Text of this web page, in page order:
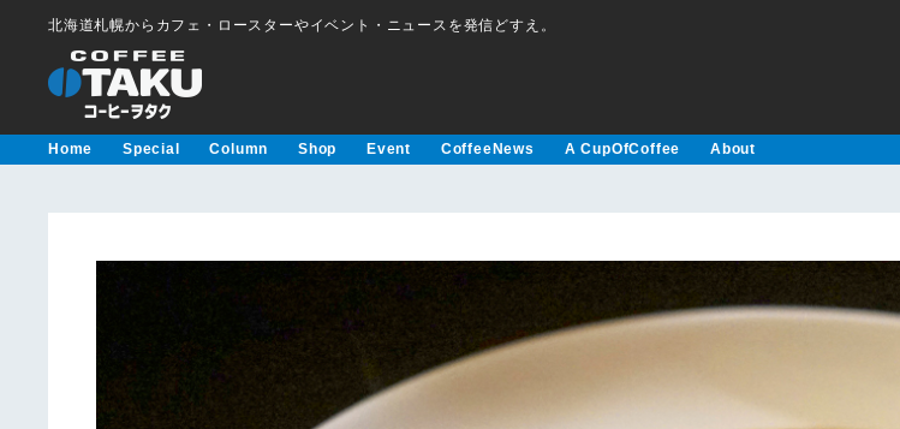
北海道札幌からカフェ・ロースターやイベント・ニュースを発信どすえ。
Home Special Column Shop Event CoffeeNews A CupOfCoffee About